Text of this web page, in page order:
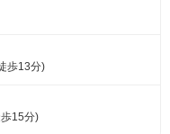
歩13分)
15分)